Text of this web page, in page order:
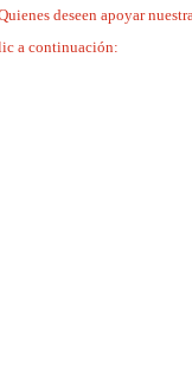
deseen apoyar
a continuación: